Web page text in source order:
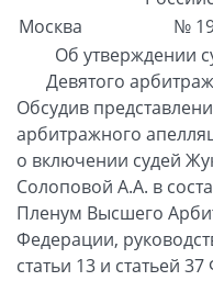
Москва
№
Об утверждении
Девятого
Обсудив
арбитражного
о включении судей
Солоповой А.А. в
Пленум Высшего
Федерации,
статьи 13 и статьей